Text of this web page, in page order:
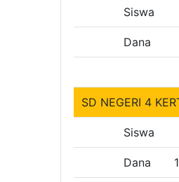
Siswa
Dana
SD NEGERI 4
Siswa
Dana